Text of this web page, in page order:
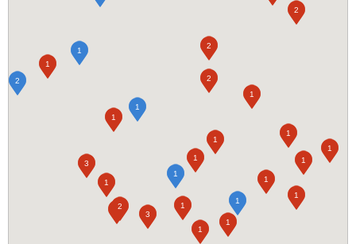
1
2
1
1
2
1
1
1
1
1
1 1
3
2
1
1
3
2
1
1
1
1
2
1
1
1